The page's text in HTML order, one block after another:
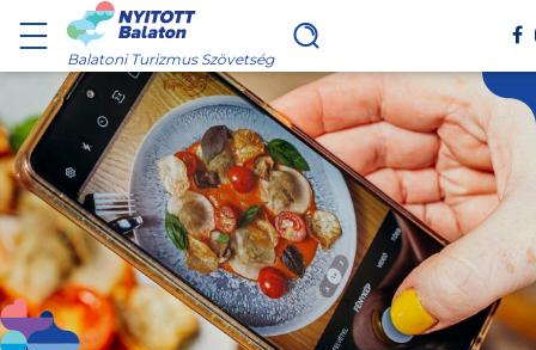
Balatoni Turizmus Szövetség